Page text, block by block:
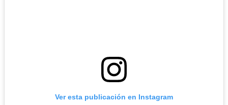
Ver esta publicación en Instagram